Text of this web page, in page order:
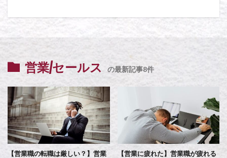
営業/セールス の最新記事8件
【営業職の転職は厳しい？】営業
【営業に疲れた】営業職が疲れる